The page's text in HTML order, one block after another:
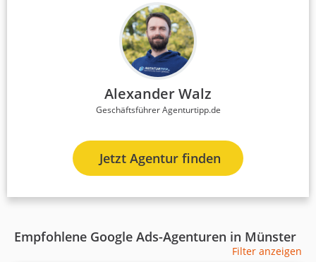
Alexander Walz
Geschäftsführer Agenturtipp.de
Jetzt Agentur finden
Empfohlene Google Ads-Agenturen in Münster
Filter anzeigen